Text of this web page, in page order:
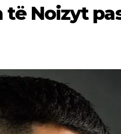
të Noizyt